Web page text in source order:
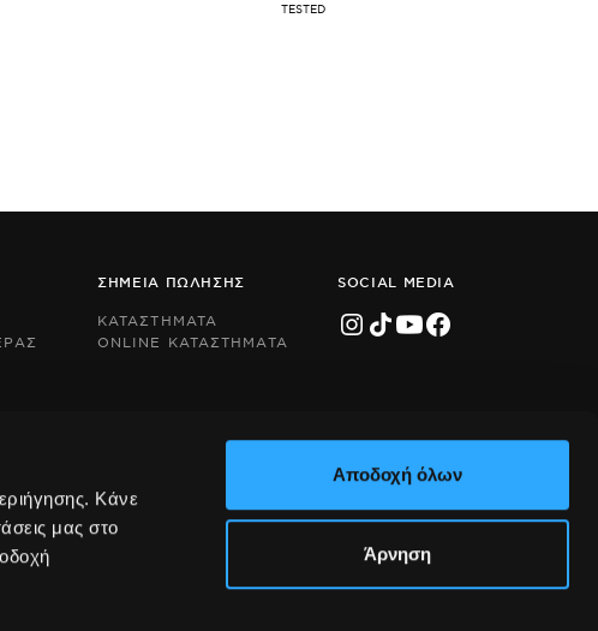
Κάνε
μας στο
Αποδοχή όλων
Άρνηση
TESTED
ΣΗΜΕΙΑ ΠΩΛΗΣΗΣ
ΚΑΤΑΣΤΗΜΑΤΑ
ONLINE ΚΑΤΑΣΤΗΜΑΤΑ
SOCIAL MEDIA